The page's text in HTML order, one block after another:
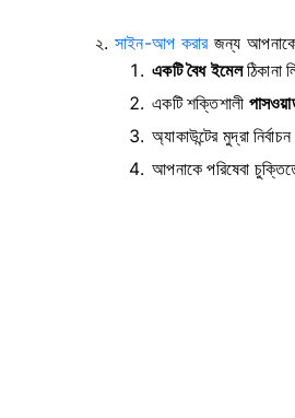
২. সাইন-আপ করারজন্য
একটি বৈধ ইমেলঠিকানা
একটি শক্তিশালী
অ্যাকাউন্টের মুদ্রা
আপনাকে পরিষেবা